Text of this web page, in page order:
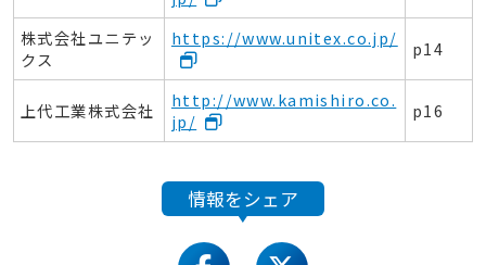
株式会社ユニテッ
クス
https://www.unitex.co.jp/ p14
上代工業株式会社
http://www.kamishiro.co.
jp/
p16
情報をシェア